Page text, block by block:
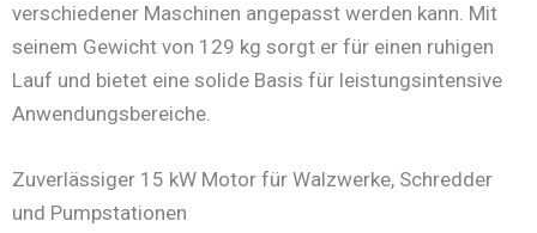
verschiedener Maschinen angepasst werden kann. Mit
seinem Gewicht von 129 kg sorgt er für einen ruhigen
Lauf und bietet eine solide Basis für leistungsintensive
Anwendungsbereiche.
Zuverlässiger 15 kW Motor für Walzwerke, Schredder
und Pumpstationen